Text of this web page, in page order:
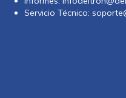
Servicio Técnico: